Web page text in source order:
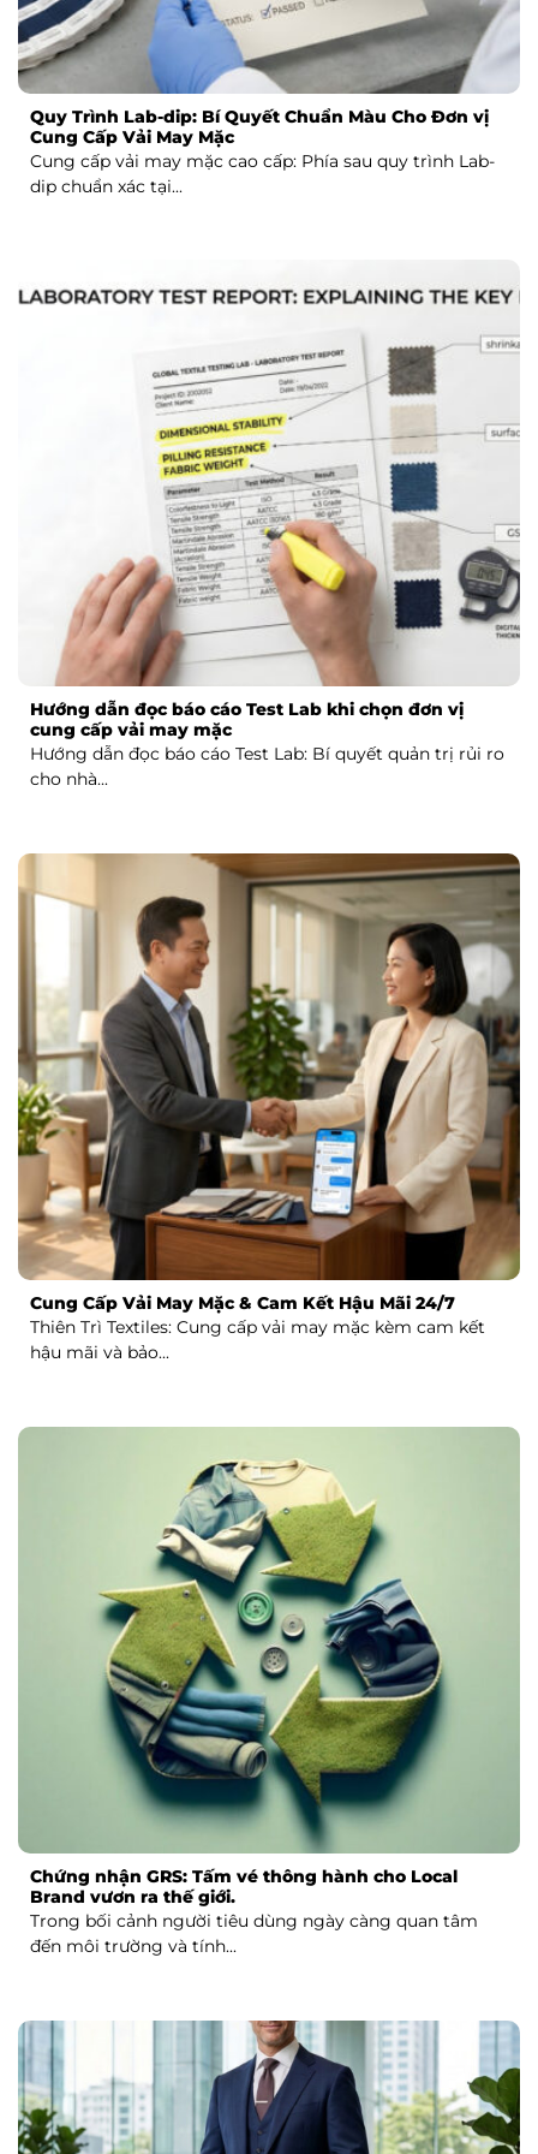
Quy Trình Lab-dip: Bí Quyết Chuẩn Màu Cho Đơn vị
Cung Cấp Vải May Mặc
Cung cấp vải may mặc cao cấp: Phía sau quy trình Lab-
dip chuẩn xác tại...
Hướng dẫn đọc báo cáo Test Lab khi chọn đơn vị
cung cấp vải may mặc
Hướng dẫn đọc báo cáo Test Lab: Bí quyết quản trị rủi ro
cho nhà...
Cung Cấp Vải May Mặc & Cam Kết Hậu Mãi 24/7
Thiên Trì Textiles: Cung cấp vải may mặc kèm cam kết
hậu mãi và bảo...
Chứng nhận GRS: Tấm vé thông hành cho Local
Brand vươn ra thế giới.
Trong bối cảnh người tiêu dùng ngày càng quan tâm
đến môi trường và tính...